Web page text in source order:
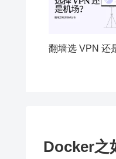
翻墙选 VPN 还
Docker之